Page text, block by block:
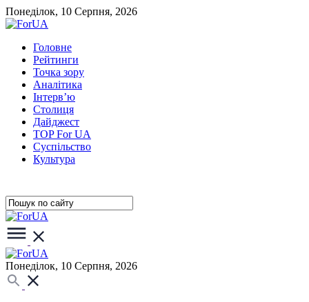
Понеділок, 10 Серпня, 2026
Головне
Рейтинги
Точка зору
Аналітика
Інтерв’ю
Столиця
Дайджест
TOP For UA
Суспiльство
Культура
Понеділок, 10 Серпня, 2026